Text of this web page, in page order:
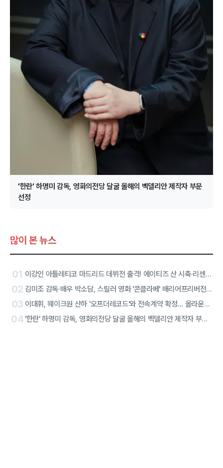
'한란' 하명미 감독, 영화의전당 달굴 올해의 벡델리안 제작자 부문
선정
많이 본 뉴스
01 이강인 아틀레티코 마드리드 데뷔전 출격! 에이티즈 산 시축·리센느 하프타임 공연 확정
02 김미조 감독·배우 박소담, 스릴러 영화 '콘클라베' 배리어프리버전 합류
03 이대휘, 웨이크원 산하 '오프더레코드'와 전속계약 확정… 올라운더 아티스트 솔로 2막 시작
04 '한란' 하명미 감독, 영화의전당 달굴 올해의 벡델리안 제작자 부문 선정